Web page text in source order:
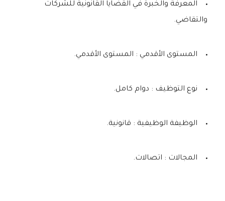
المعرفة والخبرة في القضايا القانونية للشركات
والتقاضي.
المستوى الأقدمي : المستوى الأقدمي.
نوع التوظيف : دوام كامل.
الوظيفة الوظيفية : قانونية.
المجالات : اتصالات.